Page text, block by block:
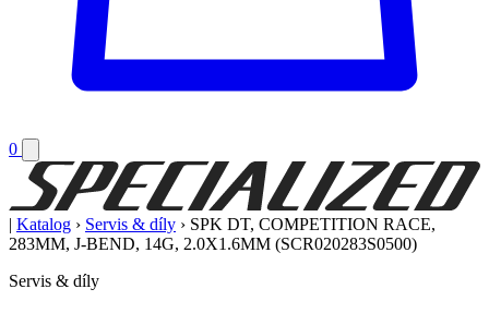
0
| Katalog › Servis & díly › SPK DT, COMPETITION RACE,
283MM, J-BEND, 14G, 2.0X1.6MM (SCR020283S0500)
Servis & díly